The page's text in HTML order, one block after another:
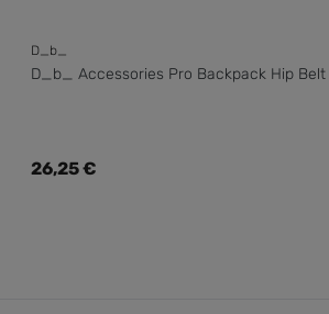
D_b_
D_b_ Accessories Pro Backpack Hip
Regulärer Preis:
26,25 €